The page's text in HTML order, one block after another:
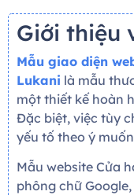
Giới thiệu
Mẫu giao diện
Lukani là mẫu
một thiết kế hoàn
Đặc biệt, việc tùy
yếu tố theo ý
Mẫu website Cửa
phông chữ